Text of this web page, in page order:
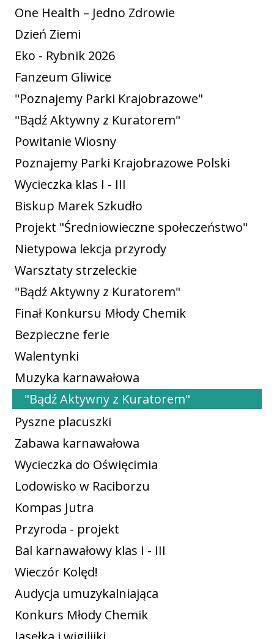
One Health – Jedno Zdrowie
Dzień Ziemi
Eko - Rybnik 2026
Fanzeum Gliwice
"Poznajemy Parki Krajobrazowe"
"Bądź Aktywny z Kuratorem"
Powitanie Wiosny
Poznajemy Parki Krajobrazowe Polski
Wycieczka klas I - III
Biskup Marek Szkudło
Projekt "Średniowieczne społeczeństwo"
Nietypowa lekcja przyrody
Warsztaty strzeleckie
"Bądź Aktywny z Kuratorem"
Finał Konkursu Młody Chemik
Bezpieczne ferie
Walentynki
Muzyka karnawałowa
"Bądź Aktywny z Kuratorem"
Pyszne placuszki
Zabawa karnawałowa
Wycieczka do Oświęcimia
Lodowisko w Raciborzu
Kompas Jutra
Przyroda - projekt
Bal karnawałowy klas I - III
Wieczór Kolęd!
Audycja umuzykalniająca
Konkurs Młody Chemik